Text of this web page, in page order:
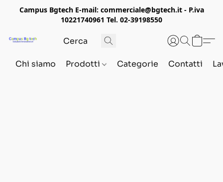
Campus Bgtech E-mail: commerciale@bgtech.it - P.iva
10221740961 Tel. 02-39198550
Chi siamo Prodotti Categorie Contatti